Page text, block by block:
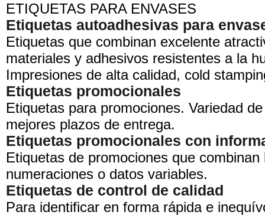
ETIQUETAS PARA ENVASES
Etiquetas autoadhesivas para
Etiquetas que combinan excelente
materiales y adhesivos resistentes a la
Impresiones de alta calidad, cold
Etiquetas promocionales
Etiquetas para promociones. Variedad
mejores plazos de entrega.
Etiquetas promocionales con
Etiquetas de promociones que
numeraciones o datos variables.
Etiquetas de control de calidad
Para identificar en forma rápida e